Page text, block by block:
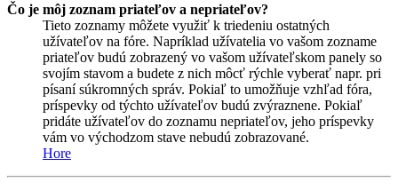
Čo je môj zoznam priateľov a nepriateľov?
Tieto zoznamy môžete využiť k triedeniu ostatných
užívateľov na fóre. Napríklad užívatelia vo vašom zozname
priateľov budú zobrazený vo vašom užívateľskom panely so
svojím stavom a budete z nich môcť rýchle vyberať napr. pri
písaní súkromných správ. Pokiaľ to umožňuje vzhľad fóra,
príspevky od týchto užívateľov budú zvýraznene. Pokiaľ
pridáte užívateľov do zoznamu nepriateľov, jeho príspevky
vám vo východzom stave nebudú zobrazované.
Hore